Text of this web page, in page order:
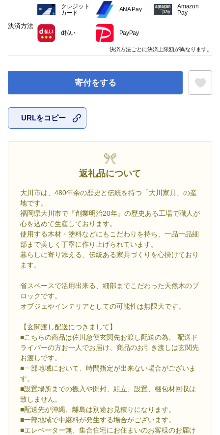
寄付をする
URLをコピー
返礼品について
大川市は、480年余の歴史と伝統を持つ「大川家具」の産
地です。
福岡県大川市で『創業明治20年』の歴史ある工場で職人が
心を込めて生産しております。
使用する木材・塗料などにもこだわりを持ち、一品一品細
部まで美しく丁寧に作り上げられています。
暮らしに寄り添える、伝統ある家具づくりを心掛けており
ます。
省スペースで活用出来る、細部までこだわった天然木のブ
ロックです。
オブジェやインテリアとしての可能性は無限大です。
【玄関渡し配送につきまして】
■こちらの商品は佐川急便玄関先お渡し配送の為、 配送ド
ライバーの方お一人でお届け、商品のお引き渡しは玄関先
お渡しです。
■一部地域において、時間指定が出来ない場合がございま
す。
■設置場所までの搬入や開封、組立、設置、梱包材回収は
致しません。
■配送先が沖縄、離島は別途お見積りになります。
■一部地域で中継料が発生する場合がございます。
■エレベーター無、集合住宅にお住まいのお客様のお届け
決済方法
クレジット
カード
ANA Pay
Amazon
Pay
d払い PayPay
決済方法ごとに決済上限額が異なります。